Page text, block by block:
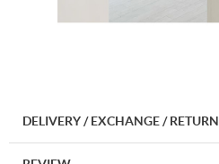
DELIVERY / EXCHANGE / RETURN